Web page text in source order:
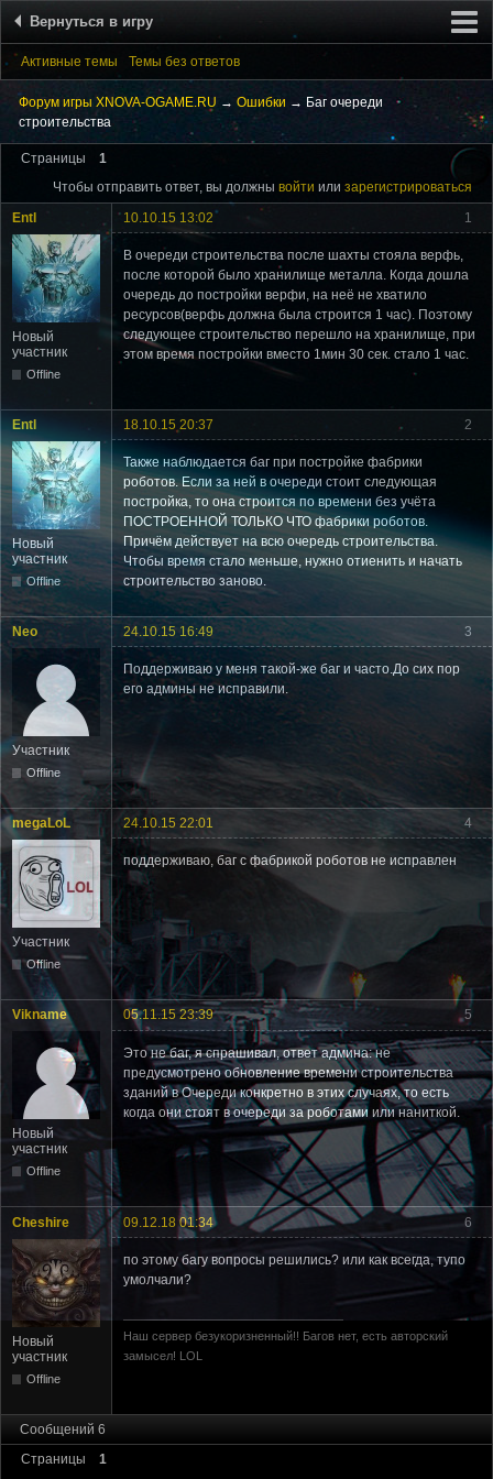
Вернуться в игру
Форум
Поиск
Вход
Активные темы Темы без ответов
Форум игры XNOVA-OGAME.RU → Ошибки → Баг очереди
строительства
Страницы
1
Чтобы отправить ответ, вы должны войти или зарегистрироваться
1
Entl 10.10.15 13:02
Новый
участник
Offline
В очереди строительства после шахты стояла верфь,
после которой было хранилище металла. Когда дошла
очередь до постройки верфи, на неё не хватило
ресурсов(верфь должна была строится 1 час). Поэтому
следующее строительство перешло на хранилище, при
этом время постройки вместо 1мин 30 сек. стало 1 час.
2
Entl 18.10.15 20:37
Новый
участник
Offline
Также наблюдается баг при постройке фабрики
роботов. Если за ней в очереди стоит следующая
постройка, то она строится по времени без учёта
ПОСТРОЕННОЙ ТОЛЬКО ЧТО фабрики роботов.
Причём действует на всю очередь строительства.
Чтобы время стало меньше, нужно отиенить и начать
строительство заново.
3
Neo 24.10.15 16:49
Участник
Offline
Поддерживаю у меня такой-же баг и часто.До сих пор
его админы не исправили.
4
megaLoL 24.10.15 22:01
Участник
Offline
поддерживаю, баг с фабрикой роботов не исправлен
5
Vikname 05.11.15 23:39
Новый
участник
Offline
Это не баг, я спрашивал, ответ админа: не
предусмотрено обновление времени строительства
зданий в Очереди конкретно в этих случаях, то есть
когда они стоят в очереди за роботами или наниткой.
6
Cheshire 09.12.18 01:34
Новый
участник
Offline
по этому багу вопросы решились? или как всегда, тупо
умолчали?
Наш сервер безукоризненный!! Багов нет, есть авторский
замысел! LOL
Сообщений 6
Страницы
1